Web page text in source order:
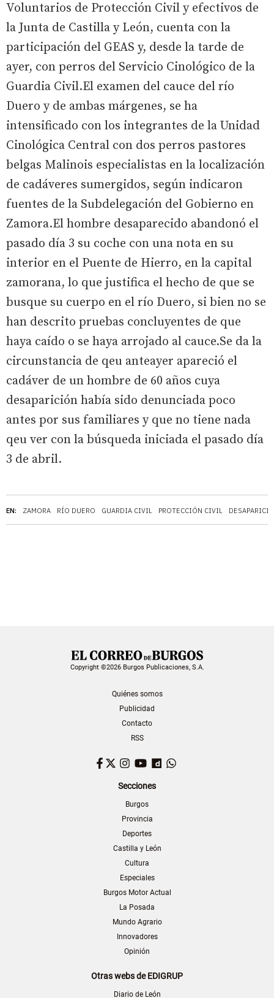
EN: ZAMORA RÍO DUERO GUARDIA CIVIL PROTECCIÓN CIVIL
Voluntarios de Protección Civil y efectivos de
la Junta de Castilla y León, cuenta con la
participación del GEAS y, desde la tarde de
ayer, con perros del Servicio Cinológico de la
Guardia Civil.El examen del cauce del río
Duero y de ambas márgenes, se ha
intensificado con los integrantes de la Unidad
Cinológica Central con dos perros pastores
belgas Malinois especialistas en la localización
de cadáveres sumergidos, según indicaron
fuentes de la Subdelegación del Gobierno en
Zamora.El hombre desaparecido abandonó el
pasado día 3 su coche con una nota en su
interior en el Puente de Hierro, en la capital
zamorana, lo que justifica el hecho de que se
busque su cuerpo en el río Duero, si bien no se
han descrito pruebas concluyentes de que
haya caído o se haya arrojado al cauce.Se da la
circunstancia de qeu anteayer apareció el
cadáver de un hombre de 60 años cuya
desaparición había sido denunciada poco
antes por sus familiares y que no tiene nada
qeu ver con la búsqueda iniciada el pasado día
3 de abril.
Copyright ©2026 Burgos Publicaciones, S.A.
Quiénes somos
Publicidad
Contacto
RSS
Facebook
TwitterInstagram
YouTubeDailymotion
Secciones
Burgos
Provincia
Deportes
Castilla y León
Cultura
Especiales
Burgos Motor Actual
La Posada
Mundo Agrario
Innovadores
Opinión
Otras webs de EDIGRUP
Diario de León